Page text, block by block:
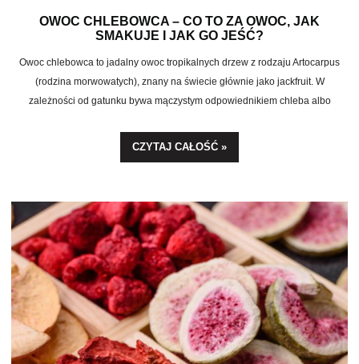
OWOC CHLEBOWCA – CO TO ZA OWOC, JAK
SMAKUJE I JAK GO JEŚĆ?
Owoc chlebowca to jadalny owoc tropikalnych drzew z rodzaju Artocarpus
(rodzina morwowatych), znany na świecie głównie jako jackfruit. W
zależności od gatunku bywa mączystym odpowiednikiem chleba albo
To jeden z najbardziej wszechstronnych owoców egzotycznych, jakie trafiają
CZYTAJ CAŁOŚĆ »